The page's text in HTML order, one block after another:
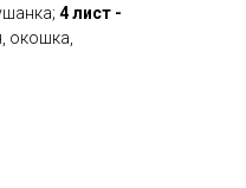
4 лист -
окошка,